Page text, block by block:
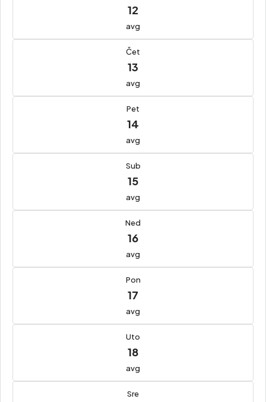
12
avg
Čet
13
avg
Pet
14
avg
Sub
15
avg
Ned
16
avg
Pon
17
avg
Uto
18
avg
Sre